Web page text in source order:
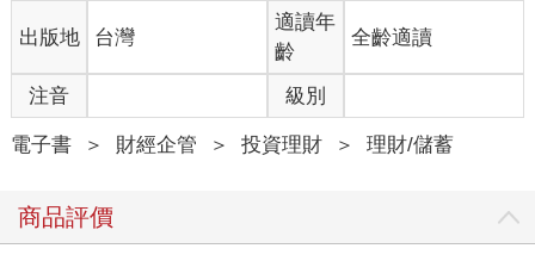
錢扮演的角色不怎麼感興趣也一樣。但錢最終的目的當然就是要
使用，用來支付，這也就是為什麼我們多少都該了解支付運作的
支付可能不怎麼有趣，但卻非常強而有力，也非常重要：我們如
何支付這件事，對日常生活有著實際且深遠的影響。支付的方式
的經濟與社會就可能（或者恕我直言，是就會）失去作用。想像
一下貨架上沒有食物，油泵沒有油，沒有供電網的情形，還記得
出版地 台灣
適讀年
齡
全齡適讀
注音 級別
電子書 ＞ 財經企管 ＞ 投資理財 ＞ 理財/儲蓄
商品評價